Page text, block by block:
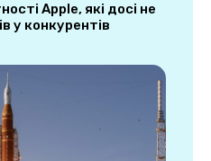
Apple, які досі не
у конкурентів